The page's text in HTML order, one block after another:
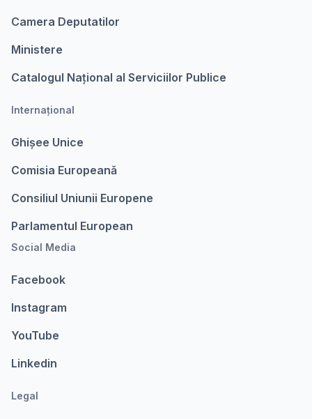
Camera Deputatilor
Ministere
Catalogul Național al Serviciilor Publice
Internațional
Ghișee Unice
Comisia Europeanǎ
Consiliul Uniunii Europene
Parlamentul European
Social Media
Facebook
Instagram
YouTube
Linkedin
Legal